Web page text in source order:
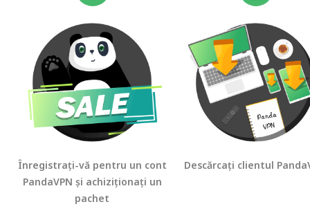
Înregistrați-vă pentru un cont
PandaVPN și achiziționați un
pachet
Descărcați clientul